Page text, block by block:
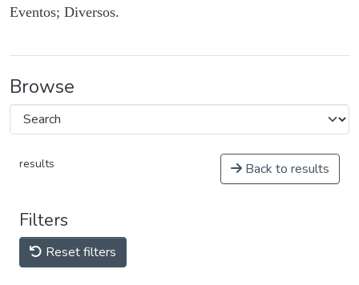
Eventos; Diversos.
Browse
results Back to results
Filters
Reset filters